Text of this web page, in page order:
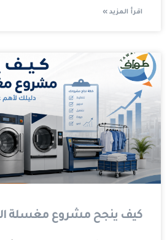
اقرأ المزيد »
كيف ينجح مشروع مغسلة